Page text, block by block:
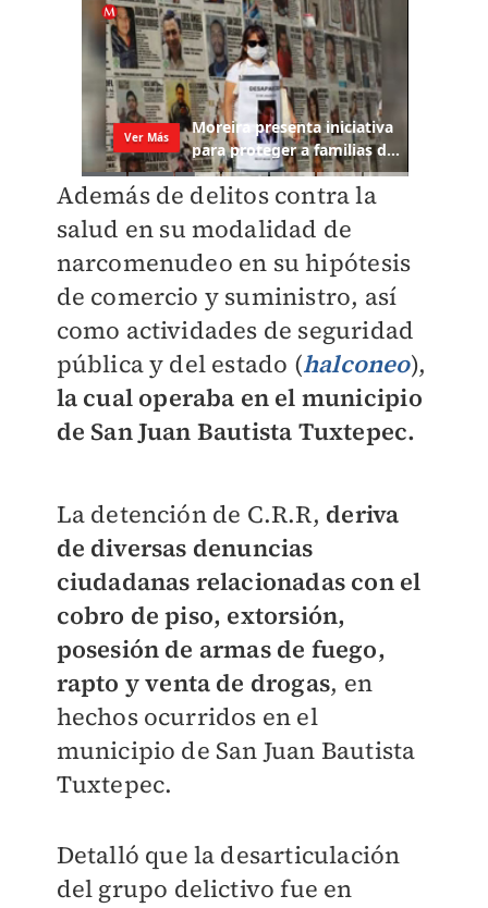
Además de delitos contra la
salud en su modalidad de
narcomenudeo en su hipótesis
de comercio y suministro, así
como actividades de seguridad
pública y del estado (halconeo),
la cual operaba en el municipio
de San Juan Bautista Tuxtepec.
La detención de C.R.R, deriva
de diversas denuncias
ciudadanas relacionadas con el
cobro de piso, extorsión,
posesión de armas de fuego,
rapto y venta de drogas, en
hechos ocurridos en el
municipio de San Juan Bautista
Tuxtepec.
Detalló que la desarticulación
del grupo delictivo fue en